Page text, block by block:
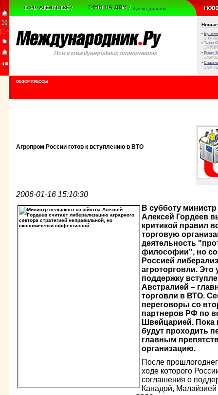
Куплю диплом
Новые
•
//
• Тихая
//
• Виват,
//
•
//
ОБЗОР ПРЕССЫ
Агропром России готов к вступлению в ВТО
2006-01-16 15:10:30
В субботу министр
Алексей Гордеев
критикой правил
торговую
деятельность
философии", но
Россией
агроторговли.
поддержку
Австралией –
торговли в ВТО.
переговоры со
партнеров РФ по
Швейцарией. Пока
будут проходить
главным
организацию.
После
ходе которого
соглашения о
Канадой, Малайзией